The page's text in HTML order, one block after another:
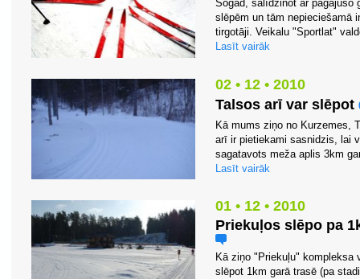
Šogad, salīdzinot ar pagājušo
slēpēm un tām nepieciešamā
tirgotāji. Veikalu "Sportlat"
Lasīt vairāk
02 • 12 • 2010
Talsos arī var slēpot
Kā mums ziņo no Kurzemes,
arī ir pietiekami sasnidzis, lai
sagatavots meža aplis 3km
Lasīt vairāk
01 • 12 • 2010
Priekuļos slēpo pa
Kā ziņo "Priekuļu" kompleksa
slēpot 1km garā trasē (pa